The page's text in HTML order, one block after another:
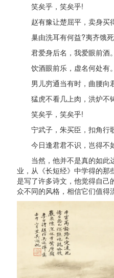
笑矣乎，笑矣乎!
赵有豫让楚屈平，卖身买得
巢由洗耳有何益?夷齐饿死
君爱身后名，我爱眼前酒。
饮酒眼前乐，虚名何处有。
男儿穷通当有时，曲腰向君
猛虎不看几上肉，洪炉不铸
笑矣乎，笑矣乎!
宁武子，朱买臣，扣角行歌
今日逢君君不识，岂得不
当然，他并不是真的如此
业，从《长短经》中学得的
是写了许多诗文，他觉得自己
众不同的风格，相信它们值得